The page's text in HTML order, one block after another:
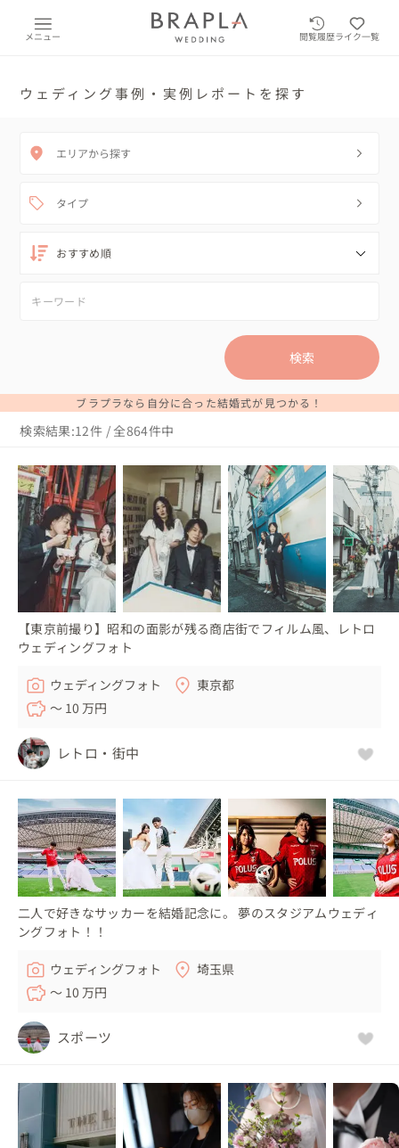
メニュー 閲覧履歴ライク一覧
ウェディング事例・実例レポートを探す
エリアから探す
タイプ
検索
ブラプラなら自分に合った結婚式が見つかる！
検索結果:12件 / 全864件中
【東京前撮り】昭和の面影が残る商店街でフィルム風、レトロ
ウェディングフォト
ウェディングフォト
東京都
〜 10 万円
レトロ・街中
二人で好きなサッカーを結婚記念に。 夢のスタジアムウェディ
ングフォト！！
ウェディングフォト
埼玉県
〜 10 万円
スポーツ